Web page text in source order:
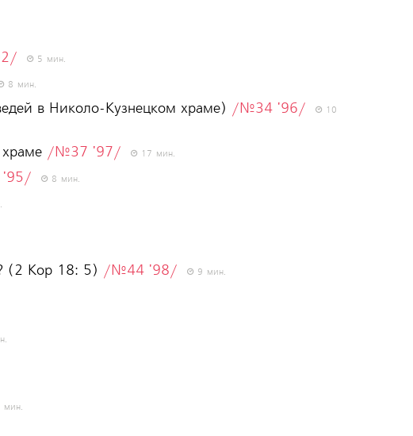
5 мин.
8 мин.
в Николо-Кузнецком храме) /№34 '96/
10
/№37 '97/ 17 мин.
8 мин.
(2 Кор 18: 5) /№44 '98/ 9 мин.